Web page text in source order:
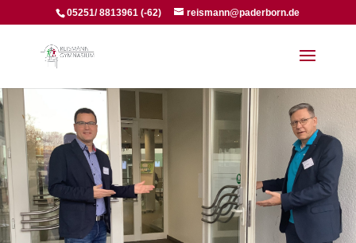
05251/ 8813961 (-62) reismann@paderborn.de